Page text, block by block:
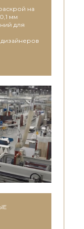
на
мм
для
дизайнеров